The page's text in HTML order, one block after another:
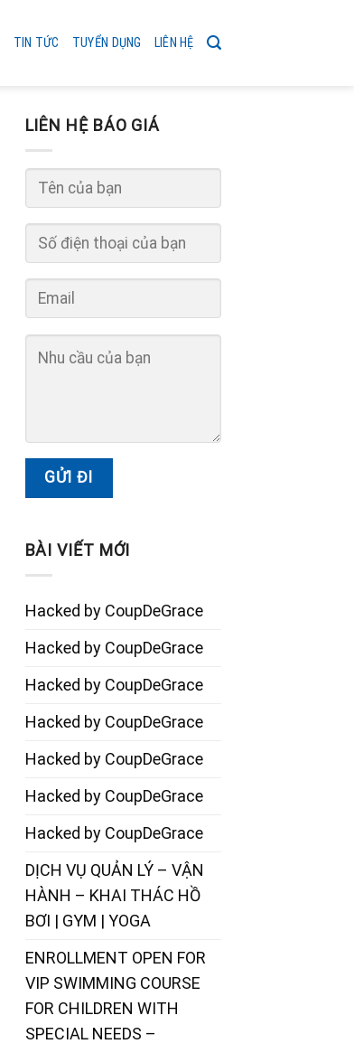
TIN TỨC TUYỂN DỤNG LIÊN HỆ
LIÊN HỆ BÁO GIÁ
BÀI VIẾT MỚI
Hacked by CoupDeGrace
Hacked by CoupDeGrace
Hacked by CoupDeGrace
Hacked by CoupDeGrace
Hacked by CoupDeGrace
Hacked by CoupDeGrace
Hacked by CoupDeGrace
DỊCH VỤ QUẢN LÝ – VẬN
HÀNH – KHAI THÁC HỒ
BƠI | GYM | YOGA
ENROLLMENT OPEN FOR
VIP SWIMMING COURSE
FOR CHILDREN WITH
SPECIAL NEEDS –